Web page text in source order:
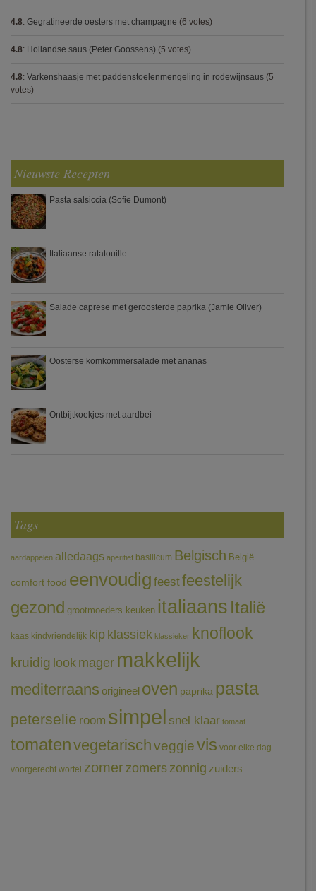
4.8: Gegratineerde oesters met champagne (6 votes)
4.8: Hollandse saus (Peter Goossens) (5 votes)
4.8: Varkenshaasje met paddenstoelenmengeling in rodewijnsaus (5
votes)
Nieuwste Recepten
Pasta salsiccia (Sofie Dumont)
Italiaanse ratatouille
Salade caprese met geroosterde paprika (Jamie Oliver)
Oosterse komkommersalade met ananas
Ontbijtkoekjes met aardbei
Tags
aardappelen alledaags aperitief basilicum Belgisch België
comfort food eenvoudig feestfeestelijk
gezond grootmoeders keuken italiaans Italië
kaas kindvriendelijk kip klassiek klassieker knoflook
kruidig look mager makkelijk
mediterraans origineel oven paprika pasta
peterselie room simpel snel klaar tomaat
tomatenvegetarischveggievis voor elke dag
voorgerecht wortel zomerzomerszonnig zuiders